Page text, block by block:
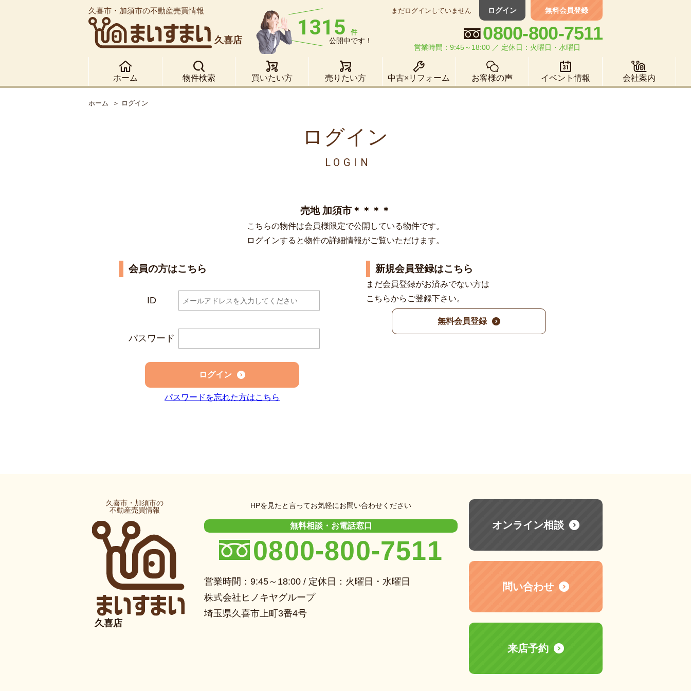
久喜市・加須市の不動産売買情報
久喜店
1315 件
公開中です！
まだログインしていません ログイン 無料会員登録
0800-800-7511
営業時間：9:45～18:00 ／ 定休日：火曜日・水曜日
ホーム 物件検索 買いたい方 売りたい方 中古×リフォーム お客様の声 イベント情報 会社案内
ホーム ログイン
ログイン
LOGIN
売地 加須市＊＊＊＊
こちらの物件は会員様限定で公開している物件です。
ログインすると物件の詳細情報がご覧いただけます。
会員の方はこちら
ID
パスワード
ログイン
パスワードを忘れた方はこちら
新規会員登録はこちら
まだ会員登録がお済みでない方は
こちらからご登録下さい。
無料会員登録
久喜市・加須市の
不動産売買情報
久喜店
HPを見たと言ってお気軽にお問い合わせください
無料相談・お電話窓口
0800-800-7511
営業時間：9:45～18:00 / 定休日：火曜日・水曜日
株式会社ヒノキヤグループ
埼玉県久喜市上町3番4号
オンライン相談
問い合わせ
来店予約